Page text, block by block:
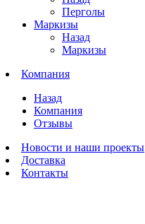
Перголы
Маркизы
Назад
Маркизы
Компания
Назад
Компания
Отзывы
Новости и наши проекты
Доставка
Контакты